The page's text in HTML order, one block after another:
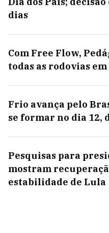
dias
Com Free Flow,
todas as rodovias
Frio avança pelo
se formar no dia 12,
Pesquisas para
mostram
estabilidade de Lula